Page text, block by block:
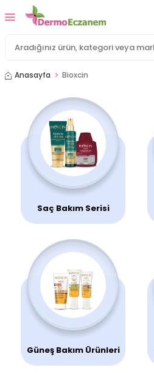
Anasayfa Bioxcin
Saç Bakım Serisi
Güneş Bakım Ürünleri